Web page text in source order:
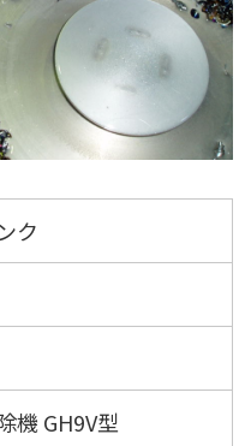
ク
機 GH9V型